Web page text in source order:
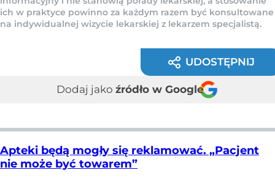
ich w praktyce powinno za każdym razem być konsultowane
na indywidualnej wizycie lekarskiej z lekarzem specjalistą.
UDOSTĘPNIJ
Dodaj jako źródło w Google
Apteki będą mogły się reklamować. „Pacjent
nie może być towarem”